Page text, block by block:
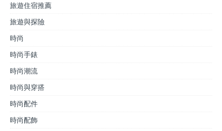
旅遊住宿推薦
旅遊與探險
時尚
時尚手錶
時尚潮流
時尚與穿搭
時尚配件
時尚配飾